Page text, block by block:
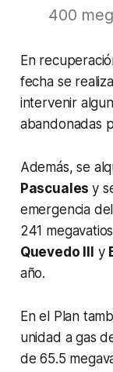
400
En
fecha se
intervenir
abandonadas
Además, se
Pascualesy
emergencia
241
Quevedo III y
año.
En el Plan
unidad a gas
de 65.5